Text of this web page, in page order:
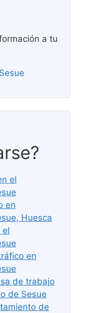
a tu
el
en
Huesca
el
en
de trabajo
de Sesue
de